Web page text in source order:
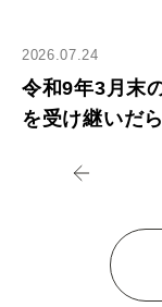
2026.07.24
令和9年3月末
を受け継いだ